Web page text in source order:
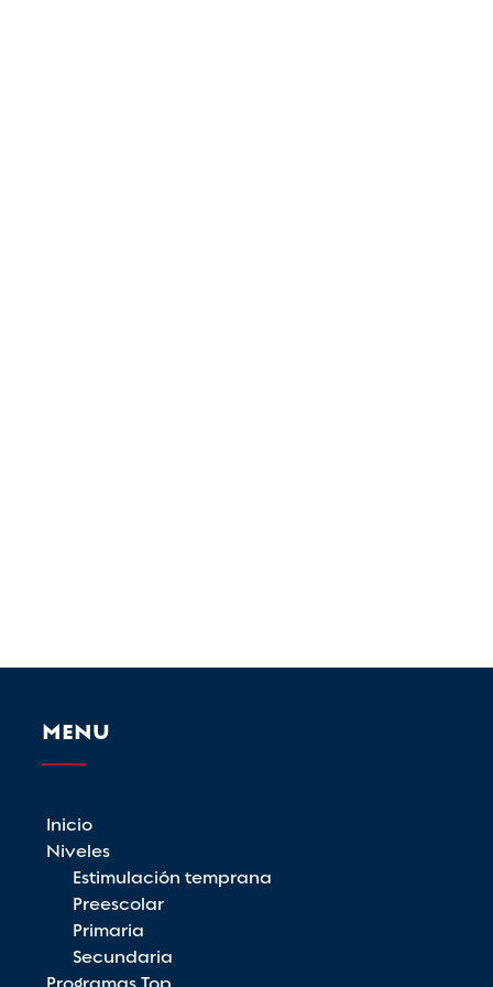
MENU
Inicio
Niveles
Estimulación temprana
Preescolar
Primaria
Secundaria
Programas Top